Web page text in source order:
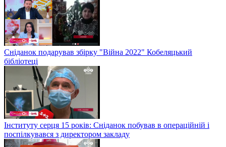
Сніданок подарував збірку "Війна 2022" Кобеляцький
бібліотеці
Інституту серця 15 років: Сніданок побував в операційній і
поспілкувався з директором закладу